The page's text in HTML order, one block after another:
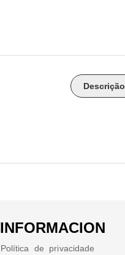
Descrição
INFORMACION
Política de privacidade